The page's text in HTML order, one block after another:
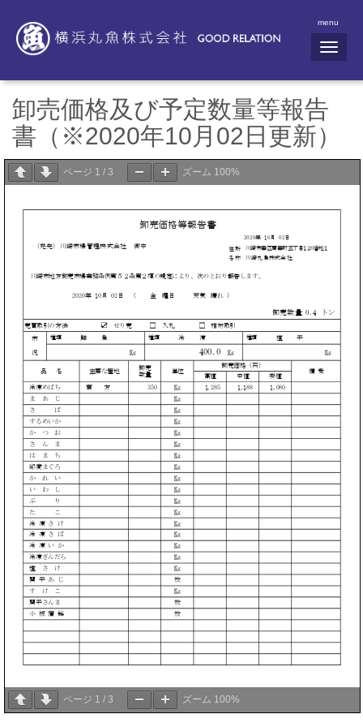
menu
N
a
i
n
卸売価格及び予定数量等報告
書（※2020年10月02日更新）
ページ 1 / 3 ズーム 100%
ページ 1 / 3 ズーム 100%